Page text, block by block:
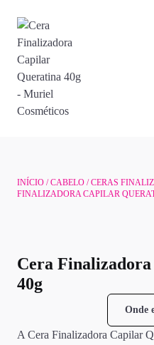
INÍCIO /CABELO /CERAS
FINALIZADORA CAPILAR
Cera
40g
Onde
A Cera Finalizadora Capilar